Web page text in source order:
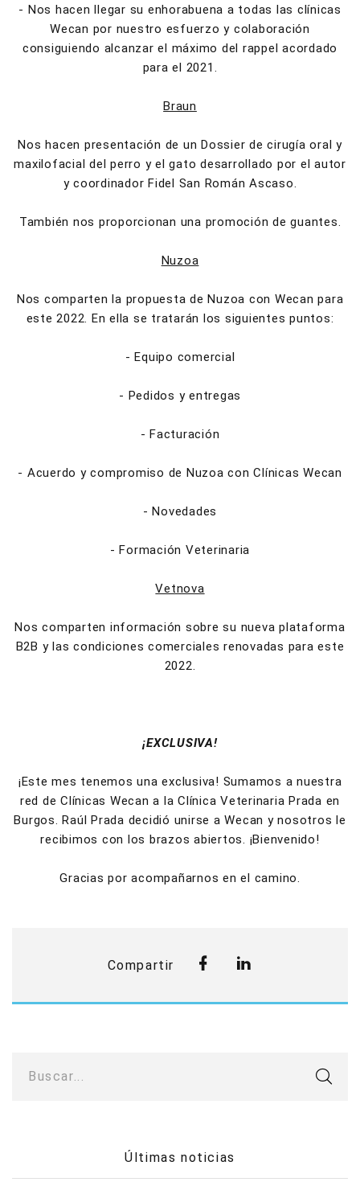
- Nos hacen llegar su enhorabuena a todas las clínicas
Wecan por nuestro esfuerzo y colaboración
consiguiendo alcanzar el máximo del rappel acordado
para el 2021.
Braun
Nos hacen presentación de un Dossier de cirugía oral y
maxilofacial del perro y el gato desarrollado por el autor
y coordinador Fidel San Román Ascaso.
También nos proporcionan una promoción de guantes.
Nuzoa
Nos comparten la propuesta de Nuzoa con Wecan para
este 2022. En ella se tratarán los siguientes puntos:
- Equipo comercial
- Pedidos y entregas
- Facturación
- Acuerdo y compromiso de Nuzoa con Clínicas Wecan
- Novedades
- Formación Veterinaria
Vetnova
Nos comparten información sobre su nueva plataforma
B2B y las condiciones comerciales renovadas para este
2022.
¡EXCLUSIVA!
¡Este mes tenemos una exclusiva! Sumamos a nuestra
red de Clínicas Wecan a la Clínica Veterinaria Prada en
Burgos. Raúl Prada decidió unirse a Wecan y nosotros le
recibimos con los brazos abiertos. ¡Bienvenido!
Gracias por acompañarnos en el camino.
Compartir
Buscar...
Últimas noticias